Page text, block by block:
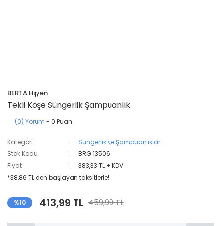
BERTA Hijyen
Tekli Köşe Süngerlik Şampuanlık
(0) Yorum - 0 Puan
Kategori
Süngerlik ve Şampuanlıklar
Stok Kodu
BRG 13506
Fiyat
383,33 TL + KDV
*38,86 TL den başlayan taksitlerle!
%10 413,99 TL 459,99 TL